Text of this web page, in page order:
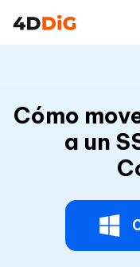
Cómo
a un